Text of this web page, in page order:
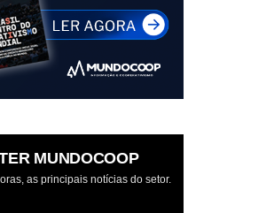
MUNDOCOOP
as principais notícias do setor.